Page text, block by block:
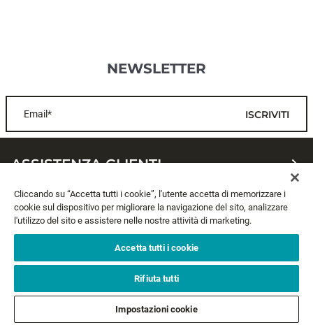
NEWSLETTER
Email* ISCRIVITI
ASSISTENZA CLIENTI
CHI SIAMO
LEGALE
Cliccando su “Accetta tutti i cookie”, l'utente accetta di memorizzare i
cookie sul dispositivo per migliorare la navigazione del sito, analizzare
l'utilizzo del sito e assistere nelle nostre attività di marketing.
Accetta tutti i cookie
Rifiuta tutti
Impostazioni cookie